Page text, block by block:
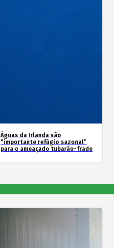
Águas da Irlanda são
“importante refúgio sazonal”
para o ameaçado tubarão-frade